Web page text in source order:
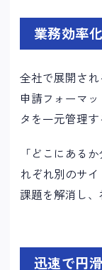
業務効率
全社で展開され
申請フォーマ
タを一元管理
「どこにある
れぞれ別のサ
課題を解消し、
迅速で円